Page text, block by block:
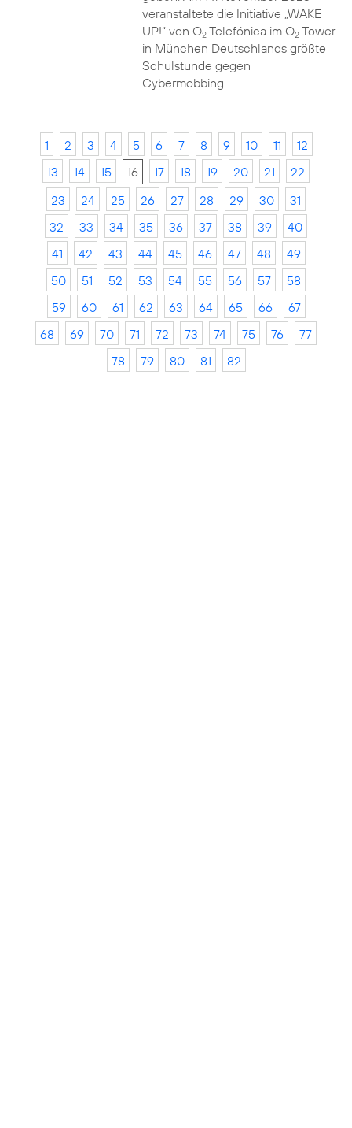
veranstaltete die Initiative „WAKE
UP!“ von O2Telefónica im O2Tower
in München Deutschlands größte
Schulstunde gegen
Cybermobbing.
1 2 3 4 5 6 7 8 9 10 11
12
13
14 15 16 17 18 19 20 21
22
23
24 25 26 27 28 29 30
31
32
33 34 35 36 37 38 39
40
41
42 43 44 45 46 47 48
49
50
51 52 53 54 55 56 57
58
59
60 61 62 63 64 65 66
67
68
69 70 71 72 73 74 75 76
77
78
79 80 81 82